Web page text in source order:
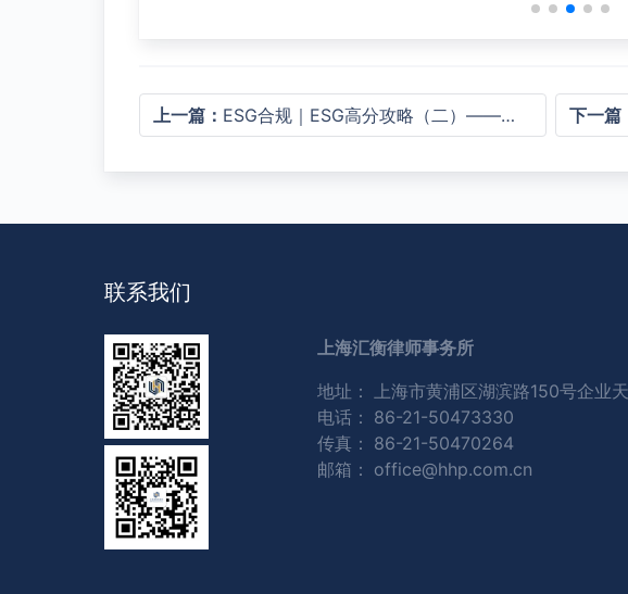
上一篇： ESG合规｜ESG高分攻略（二）——如何确定ESG议题？ 下一篇
联系我们
上海汇衡律师事务所
地址：
上海市黄浦区湖滨路150号企业
电话： 86-21-50473330
传真： 86-21-50470264
邮箱： office@hhp.com.cn